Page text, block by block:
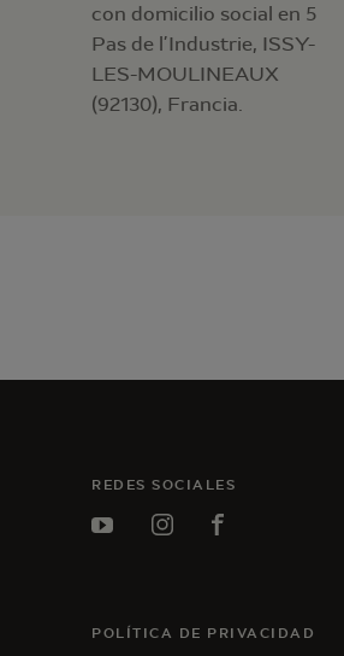
con domicilio social en 5
Pas de l’Industrie, ISSY-
LES-MOULINEAUX
(92130), Francia.
REDES SOCIALES
YoutubeInstagramFacebook
POLÍTICA DE PRIVACIDAD